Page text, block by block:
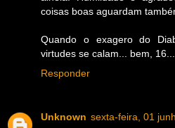
coisas boas aguardam
Quando o exagero do
virtudes se calam... bem, 16...
Responder
Unknown sexta-feira, 01